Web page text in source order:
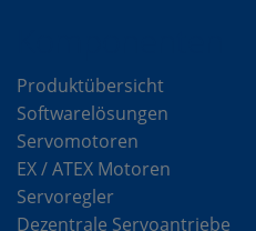
Produktübersicht
Softwarelösungen
Servomotoren
EX / ATEX Motoren
Servoregler
Dezentrale Servoantriebe